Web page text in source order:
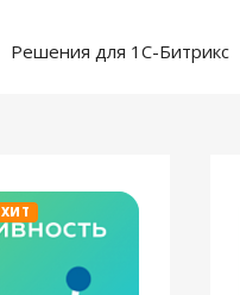
Решения для 1С-Битрикс
ХИТ